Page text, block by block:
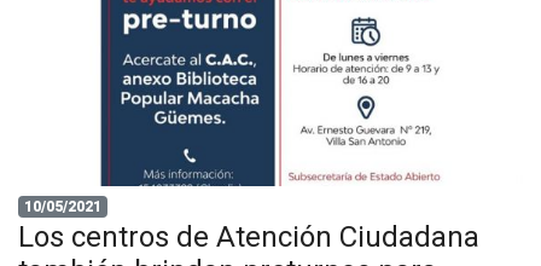
10/05/2021
Los centros de Atención Ciudadana